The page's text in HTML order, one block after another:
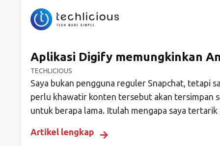
Aplikasi Digify memungkinkan
TECHLICIOUS
Saya bukan pengguna reguler Snapchat, tetapi
perlu khawatir konten tersebut akan tersimpan
untuk berapa lama. Itulah mengapa saya
Artikel lengkap